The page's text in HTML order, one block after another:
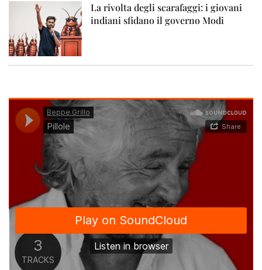
La rivolta degli scarafaggi: i giovani
indiani sfidano il governo Modi